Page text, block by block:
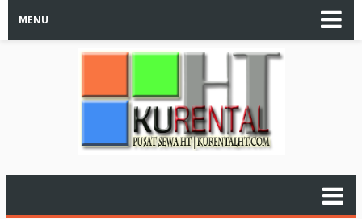
MENU